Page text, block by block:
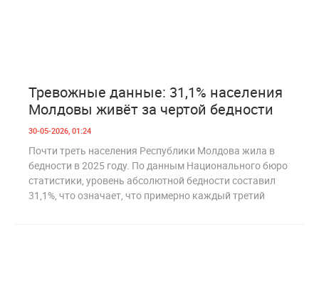
Тревожные данные: 31,1% населения
Молдовы живёт за чертой бедности
30-05-2026, 01:24
Почти треть населения Республики Молдова жила в
бедности в 2025 году. По данным Национального бюро
статистики, уровень абсолютной бедности составил
31,1%, что означает, что примерно каждый третий